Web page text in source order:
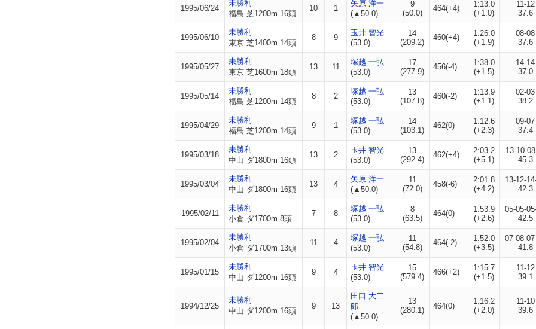
1995/06/24
未勝利
福島 芝1200m 16頭
10 1
矢原 洋一
(▲50.0)
9
(50.0)
464(+4)
1:13.0
(+1.0)
11-12
37.6
1995/06/10
未勝利
東京 芝1400m 14頭
8 9
玉井 智光
(53.0)
14
(209.2)
460(+4)
1:26.0
(+1.9)
08-08
37.6
1995/05/27
未勝利
東京 芝1600m 18頭
13 11
塚越 一弘
(53.0)
17
(277.9)
456(-4)
1:38.0
(+1.5)
14-14
37.0
1995/05/14
未勝利
福島 芝1200m 14頭
8 2
塚越 一弘
(53.0)
13
(107.8)
460(-2)
1:13.9
(+1.1)
02-03
38.2
1995/04/29
未勝利
福島 芝1200m 14頭
9 1
塚越 一弘
(53.0)
14
(103.1)
462(0)
1:12.6
(+2.3)
09-07
37.4
1995/03/18
未勝利
中山 ダ1800m 16頭
13 2
玉井 智光
(53.0)
13
(292.4)
462(+4)
2:03.2
(+5.1)
13-10-
45.3
1995/03/04
未勝利
中山 ダ1800m 16頭
13 4
矢原 洋一
(▲50.0)
11
(72.0)
458(-6)
2:01.8
(+4.2)
13-12-
42.3
1995/02/11
未勝利
小倉 ダ1700m 8頭
7 8
塚越 一弘
(53.0)
8
(63.5)
464(0)
1:53.9
(+2.6)
05-05-
42.5
1995/02/04
未勝利
小倉 ダ1700m 13頭
11 4
塚越 一弘
(53.0)
11
(54.8)
464(-2)
1:52.0
(+3.5)
07-08-
41.8
1995/01/15
未勝利
中山 ダ1200m 16頭
9 4
玉井 智光
(53.0)
15
(579.4)
466(+2)
1:15.7
(+1.5)
11-12
39.1
1994/12/25
未勝利
中山 ダ1200m 16頭
9 13
田口 大二
郎
(▲50.0)
13
(280.1)
464(0)
1:16.2
(+2.0)
11-10
39.6